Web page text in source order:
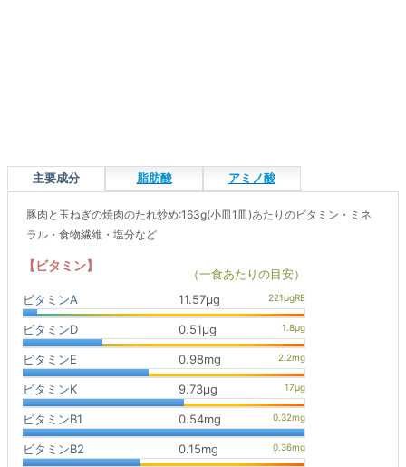
主要成分 脂肪酸 アミノ酸
豚肉と玉ねぎの焼肉のたれ炒め:163g(小皿1皿)あたりのビタミン・ミネ
ラル・食物繊維・塩分など
【ビタミン】
（一食あたりの目安）
ビタミンA
11.57μg
ビタミンD 0.51μg
ビタミンE 0.98mg
ビタミンK 9.73μg
ビタミンB1 0.54mg
ビタミンB2 0.15mg